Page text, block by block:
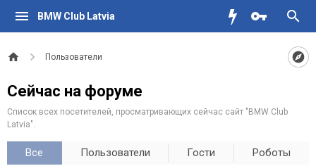
BMW Club Latvia
Пользователи
Сейчас на форуме
Список всех посетителей, просматривающих сейчас сайт "BMW Club
Latvia".
Все Пользователи Гости Роботы